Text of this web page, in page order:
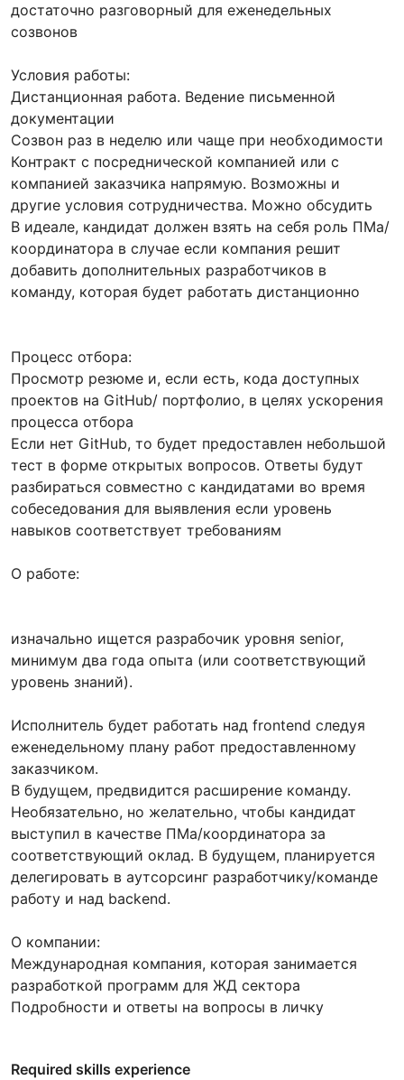
достаточно разговорный для еженедельных
созвонов
Условия работы:
Дистанционная работа. Ведение письменной
документации
Созвон раз в неделю или чаще при необходимости
Контракт с посреднической компанией или с
компанией заказчика напрямую. Возможны и
другие условия сотрудничества. Можно обсудить
В идеале, кандидат должен взять на себя роль ПМа/
координатора в случае если компания решит
добавить дополнительных разработчиков в
команду, которая будет работать дистанционно
Процесс отбора:
Просмотр резюме и, если есть, кода доступных
проектов на GitHub/ портфолио, в целях ускорения
процесса отбора
Если нет GitHub, то будет предоставлен небольшой
тест в форме открытых вопросов. Ответы будут
разбираться совместно с кандидатами во время
собеседования для выявления если уровень
навыков соответствует требованиям
О работе:
изначально ищется разрабочик уровня senior,
минимум два года опыта (или соответствующий
уровень знаний).
Исполнитель будет работать над frontend следуя
еженедельному плану работ предоставленному
заказчиком.
В будущем, предвидится расширение команду.
Необязательно, но желательно, чтобы кандидат
выступил в качестве ПМа/координатора за
соответствующий оклад. В будущем, планируется
делегировать в аутсорсинг разработчику/команде
работу и над backend.
О компании:
Международная компания, которая занимается
разработкой программ для ЖД сектора
Подробности и ответы на вопросы в личку
Required skills experience